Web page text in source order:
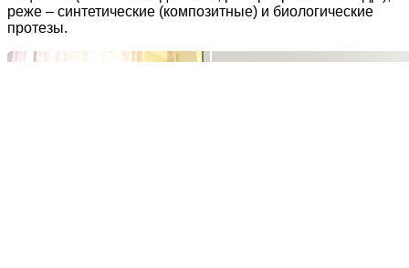
реже – синтетические (композитные) и биологические
протезы.